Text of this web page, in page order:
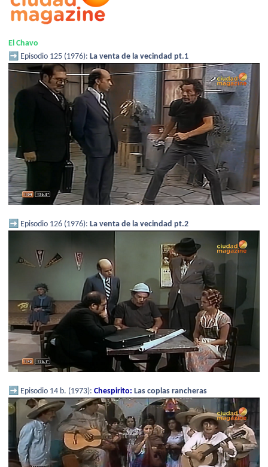
El Chavo
➡️ Episodio 125 (1976): La venta de la vecindad pt.1
➡️ Episodio 126 (1976): La venta de la vecindad pt.2
➡️ Episodio 14 b. (1973): Chespirito: Las coplas rancheras